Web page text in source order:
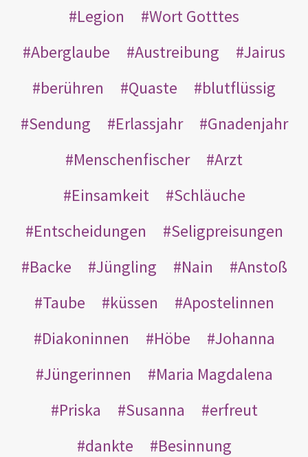
Legion
Wort Gotttes
Aberglaube
Austreibung
Jairus
berühren
Quaste
blutflüssig
Sendung
Erlassjahr
Gnadenjahr
Menschenfischer
Arzt
Einsamkeit
Schläuche
Entscheidungen
Seligpreisungen
Backe
Jüngling Nain
Anstoß
Taube
küssen
Apostelinnen
Diakoninnen
Höbe
Johanna
Jüngerinnen
Maria Magdalena
Priska
Susanna
erfreut
dankte
Besinnung